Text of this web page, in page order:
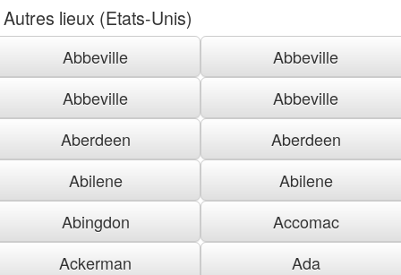
Autres lieux (Etats-Unis)
Abbeville
Abbeville
Abbeville
Abbeville
Aberdeen
Aberdeen
Abilene
Abilene
Abingdon
Accomac
Ackerman
Ada